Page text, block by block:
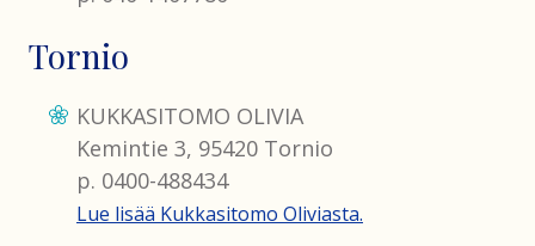
Tornio
KUKKASITOMO OLIVIA
Kemintie 3, 95420 Tornio
p. 0400-488434
Lue lisää Kukkasitomo Oliviasta.